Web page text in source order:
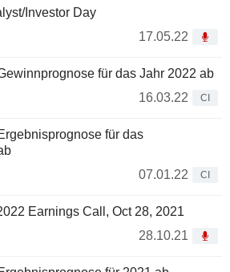
Investor Day
17.05.22
für das Jahr 2022 ab
16.03.22
CI
für das
07.01.22
CI
Earnings Call, Oct 28, 2021
28.10.21